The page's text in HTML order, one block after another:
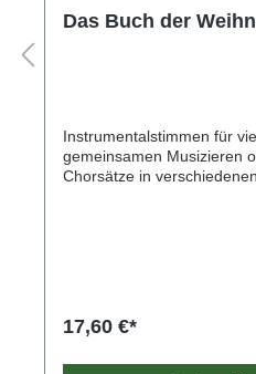
Das Buch der
Instrumentalstimmen für
gemeinsamen Musizieren
Chorsätze in
17,60 €*